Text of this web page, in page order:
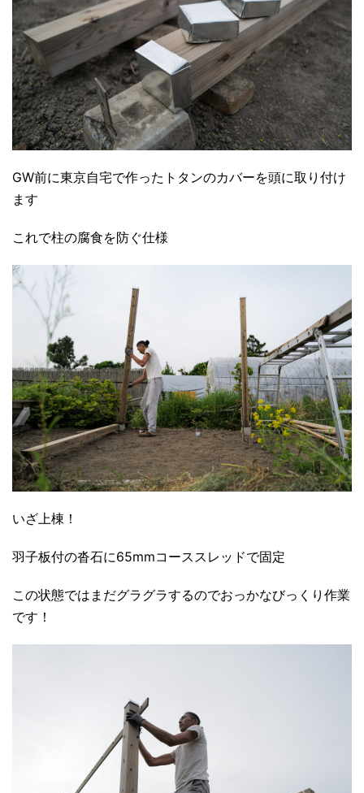
GW前に東京自宅で作ったトタンのカバーを頭に取り付け
ます
これで柱の腐食を防ぐ仕様
いざ上棟！
羽子板付の沓石に65mmコーススレッドで固定
この状態ではまだグラグラするのでおっかなびっくり作業
です！